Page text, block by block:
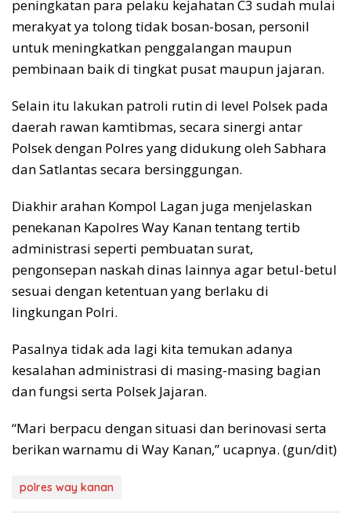
peningkatan para pelaku kejahatan C3 sudah mulai
merakyat ya tolong tidak bosan-bosan, personil
untuk meningkatkan penggalangan maupun
pembinaan baik di tingkat pusat maupun jajaran.
Selain itu lakukan patroli rutin di level Polsek pada
daerah rawan kamtibmas, secara sinergi antar
Polsek dengan Polres yang didukung oleh Sabhara
dan Satlantas secara bersinggungan.
Diakhir arahan Kompol Lagan juga menjelaskan
penekanan Kapolres Way Kanan tentang tertib
administrasi seperti pembuatan surat,
pengonsepan naskah dinas lainnya agar betul-betul
sesuai dengan ketentuan yang berlaku di
lingkungan Polri.
Pasalnya tidak ada lagi kita temukan adanya
kesalahan administrasi di masing-masing bagian
dan fungsi serta Polsek Jajaran.
“Mari berpacu dengan situasi dan berinovasi serta
berikan warnamu di Way Kanan,” ucapnya. (gun/dit)
polres way kanan